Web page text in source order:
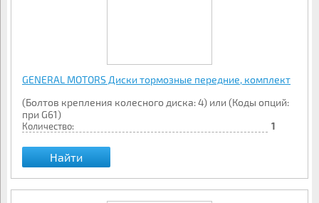
GENERAL MOTORS Диски тормозные передние, комплект
(Болтов крепления колесного диска: 4) или (Коды опций:
при G61)
Количество: 1
Найти